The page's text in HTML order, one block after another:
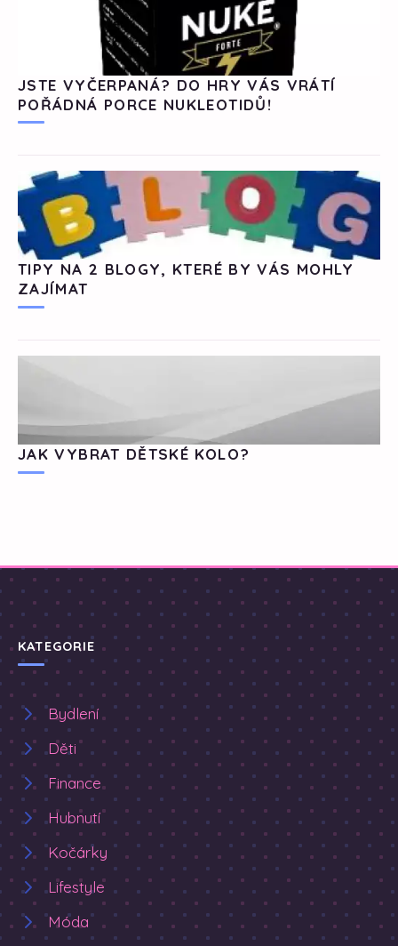
JSTE VYČERPANÁ? DO HRY VÁS VRÁTÍ
POŘÁDNÁ PORCE NUKLEOTIDŮ!
TIPY NA 2 BLOGY, KTERÉ BY VÁS MOHLY
ZAJÍMAT
JAK VYBRAT DĚTSKÉ KOLO?
KATEGORIE
Bydlení
Děti
Finance
Hubnutí
Kočárky
Lifestyle
Móda